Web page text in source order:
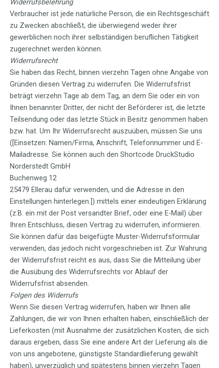
Widerrufsbelehrung
Verbraucher ist jede natürliche Person, die ein Rechtsgeschäft
zu Zwecken abschließt, die überwiegend weder ihrer
gewerblichen noch ihrer selbständigen beruflichen Tätigkeit
zugerechnet werden können.
Widerrufsrecht
Sie haben das Recht, binnen vierzehn Tagen ohne Angabe von
Gründen diesen Vertrag zu widerrufen. Die Widerrufsfrist
beträgt vierzehn Tage ab dem Tag, an dem Sie oder ein von
Ihnen benannter Dritter, der nicht der Beförderer ist, die letzte
Teilsendung oder das letzte Stück in Besitz genommen haben
bzw. hat. Um Ihr Widerrufsrecht auszuüben, müssen Sie uns
([Einsetzen: Namen/Firma, Anschrift, Telefonnummer und E-
Mailadresse. Sie können auch den Shortcode DruckStudio
Norderstedt GmbH
Buchenweg 12
25479 Ellerau dafür verwenden, und die Adresse in den
Einstellungen hinterlegen.]) mittels einer eindeutigen Erklärung
(z.B. ein mit der Post versandter Brief, oder eine E-Mail) über
Ihren Entschluss, diesen Vertrag zu widerrufen, informieren.
Sie können dafür das beigefügte Muster-Widerrufsformular
verwenden, das jedoch nicht vorgeschrieben ist. Zur Wahrung
der Widerrufsfrist reicht es aus, dass Sie die Mitteilung über
die Ausübung des Widerrufsrechts vor Ablauf der
Widerrufsfrist absenden.
Folgen des Widerrufs
Wenn Sie diesen Vertrag widerrufen, haben wir Ihnen alle
Zahlungen, die wir von Ihnen erhalten haben, einschließlich der
Lieferkosten (mit Ausnahme der zusätzlichen Kosten, die sich
daraus ergeben, dass Sie eine andere Art der Lieferung als die
von uns angebotene, günstigste Standardlieferung gewählt
haben), unverzüglich und spätestens binnen vierzehn Tagen